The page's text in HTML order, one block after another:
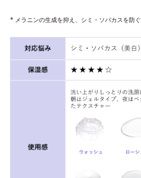
* メラニンの生成を抑え、シミ・ソバカスを防ぐ